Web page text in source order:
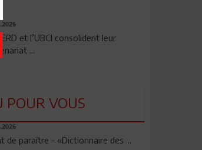
et l’UBCI consolident leur
...
POUR VOUS
de paraître - «Dictionnaire des ...